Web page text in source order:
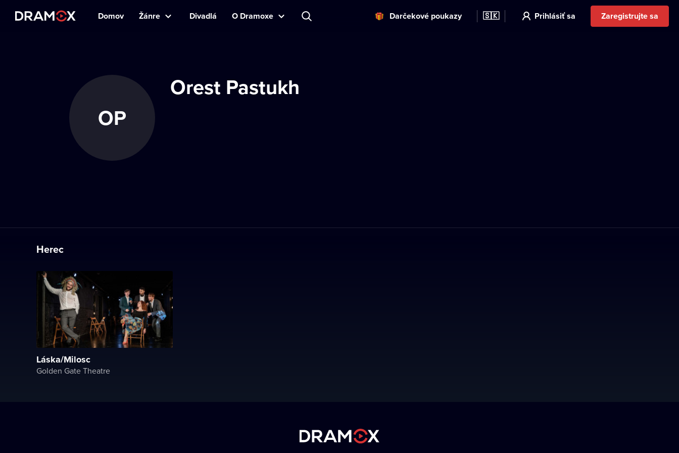
Domov Žánre Divadlá O Dramoxe Darčekové poukazy 🇸🇰 Prihlásiť sa Zaregistrujte sa
OP
Orest Pastukh
Herec
Láska/Milosc
Golden Gate Theatre